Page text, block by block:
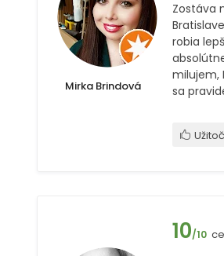
Mirka Brindová
Zostáva
robia
milujem,
sa
10/10